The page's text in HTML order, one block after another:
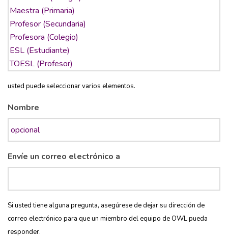
usted puede seleccionar varios elementos.
Nombre
Envíe un correo electrónico a
Si usted tiene alguna pregunta, asegúrese de dejar su dirección de
correo electrónico para que un miembro del equipo de OWL pueda
responder.